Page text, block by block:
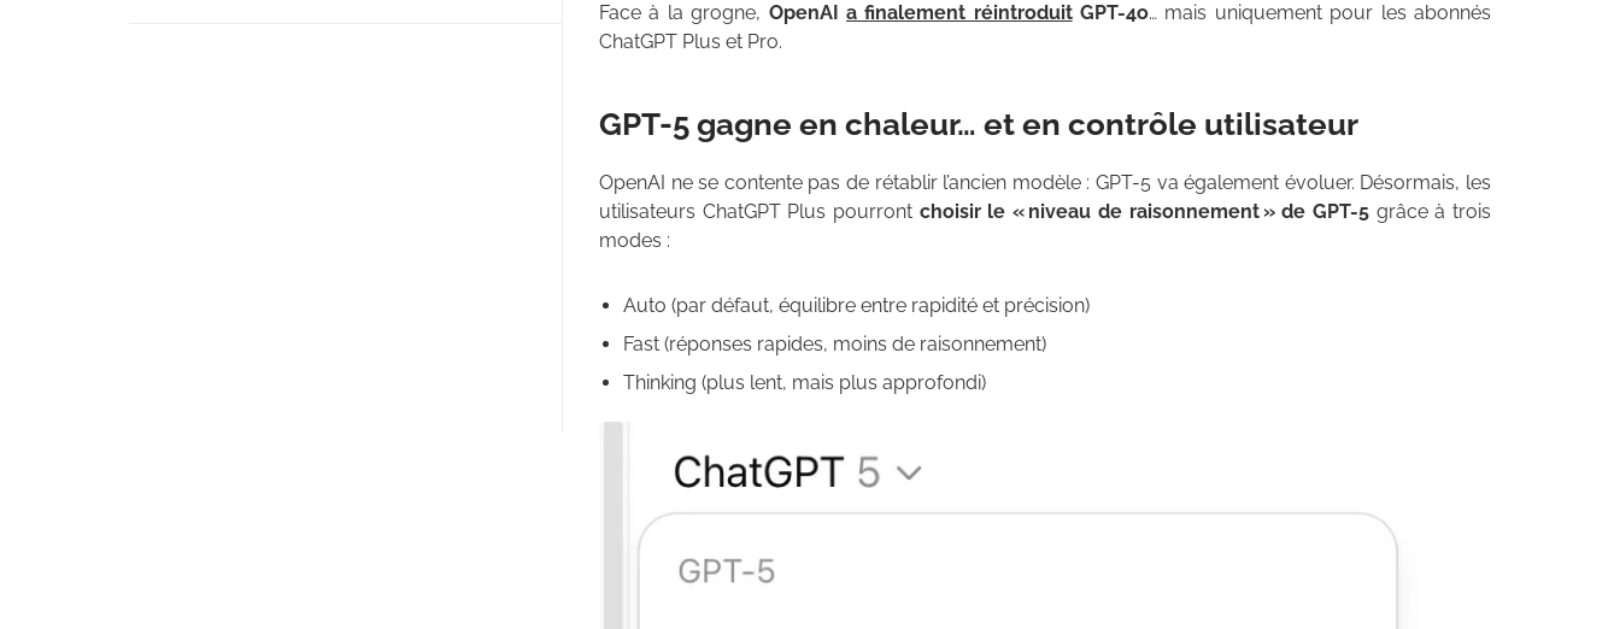
Face à la grogne, OpenAI a finalement réintroduitGPT-4o… mais uniquement pour les abonnés
ChatGPT Plus et Pro.
GPT-5 gagne en chaleur… et en contrôle utilisateur
OpenAI ne se contente pas de rétablir l’ancien modèle : GPT-5 va également évoluer. Désormais, les
utilisateurs ChatGPT Plus pourront choisir le « niveau de raisonnement » de GPT-5grâce à trois
modes :
Auto (par défaut, équilibre entre rapidité et précision)
Fast (réponses rapides, moins de raisonnement)
Thinking (plus lent, mais plus approfondi)